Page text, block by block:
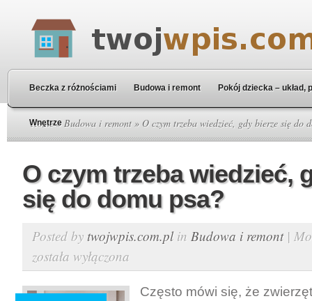
Beczka z różnościami Budowa i remont Pokój dziecka – układ,
Wnętrze
Home»Budowa i remont » O czym trzeba wiedzieć, gdy bierze się do
O czym trzeba wiedzieć,
się do domu psa?
Posted by twojwpis.com.plin Budowa i remont|
została wyłączona
Często mówi się, że